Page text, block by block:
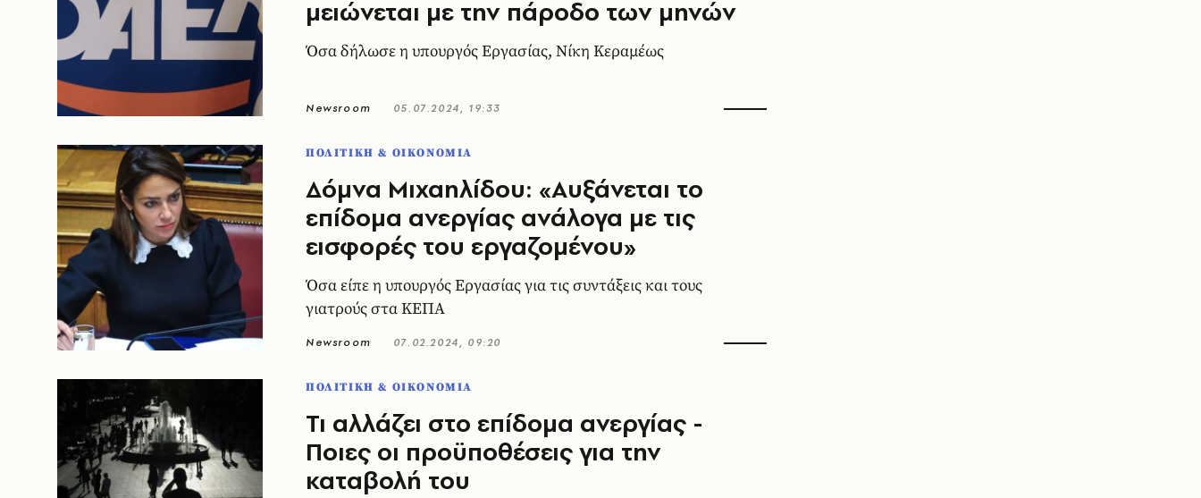
μειώνεται με την πάροδο των μηνών
Όσα δήλωσε η υπουργός Εργασίας, Νίκη Κεραμέως
Newsroom 05.07.2024, 19:33
ΠΟΛΙΤΙΚΗ & ΟΙΚΟΝΟΜΙΑ
Δόμνα Μιχαηλίδου: «Αυξάνεται το
επίδομα ανεργίας ανάλογα με τις
εισφορές του εργαζομένου»
Όσα είπε η υπουργός Εργασίας για τις συντάξεις και τους
γιατρούς στα ΚΕΠΑ
Newsroom 07.02.2024, 09:20
ΠΟΛΙΤΙΚΗ & ΟΙΚΟΝΟΜΙΑ
Τι αλλάζει στο επίδομα ανεργίας -
Ποιες οι προϋποθέσεις για την
καταβολή του